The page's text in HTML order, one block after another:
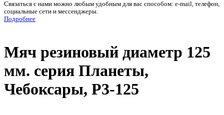
Связаться с нами можно любым удобным для вас способом: e-mail, телефон,
социальные сети и мессенджеры.
Подробнее
Мяч резиновый диаметр 125
мм. серия Планеты,
Чебоксары, Р3-125